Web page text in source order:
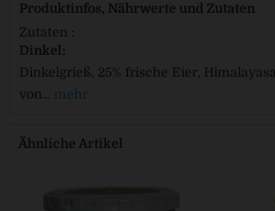
Produktinfos, Nährwerte und Zutaten
Zutaten :
Dinkel:
Dinkelgrieß, 25% frische Eier,
von...
mehr
Ähnliche Artikel